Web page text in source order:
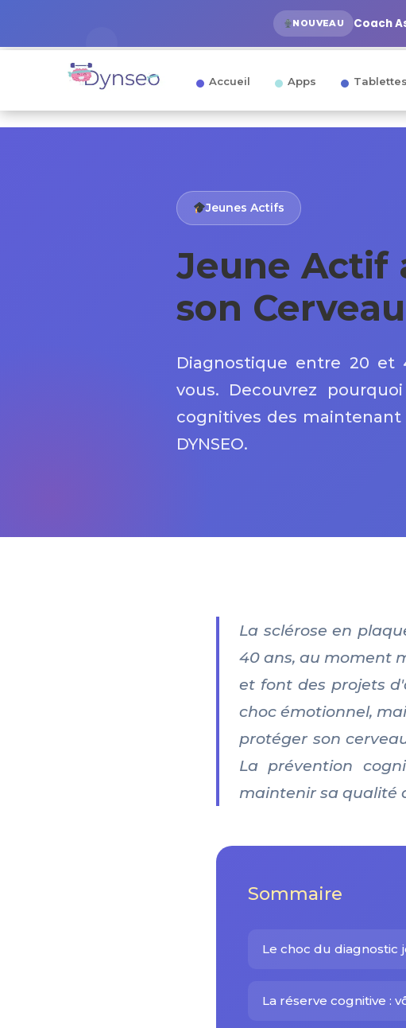
NOUVEAU Coach
Accueil Apps Tablettes
Jeunes Actifs
Jeune Actif
son
Diagnostique entre 20 et
vous. Decouvrez
cognitives des maintenant
DYNSEO.
La sclérose en
40 ans, au moment
et font des projets
choc émotionnel,
protéger son
La prévention
maintenir sa qualité
Sommaire
Le choc du diagnostic
La réserve cognitive :